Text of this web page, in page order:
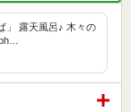
」 露天風呂♪ 木々の